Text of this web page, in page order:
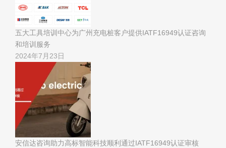
五大工具培训中心为广州充电桩客户提供IATF16949认证咨询
和培训服务
2024年7月23日
安信达咨询助力高标智能科技顺利通过IATF16949认证审核